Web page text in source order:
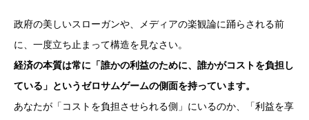
政府の美しいスローガンや、メディアの楽観論に踊らされる前
に、一度立ち止まって構造を見なさい。
経済の本質は常に「誰かの利益のために、誰かがコストを負担し
ている」というゼロサムゲームの側面を持っています。
あなたが「コストを負担させられる側」にいるのか、「利益を享